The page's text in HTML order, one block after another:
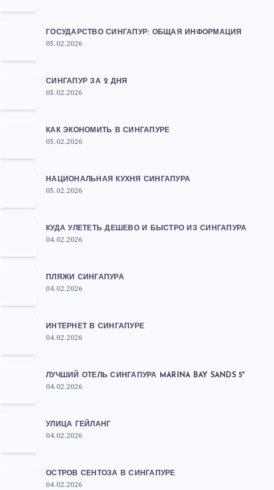
ГОСУДАРСТВО СИНГАПУР: ОБЩАЯ ИНФОРМАЦИЯ
05.02.2026
СИНГАПУР ЗА 2 ДНЯ
05.02.2026
КАК ЭКОНОМИТЬ В СИНГАПУРЕ
05.02.2026
НАЦИОНАЛЬНАЯ КУХНЯ СИНГАПУРА
05.02.2026
КУДА УЛЕТЕТЬ ДЕШЕВО И БЫСТРО ИЗ СИНГАПУРА
04.02.2026
ПЛЯЖИ СИНГАПУРА
04.02.2026
ИНТЕРНЕТ В СИНГАПУРЕ
04.02.2026
ЛУЧШИЙ ОТЕЛЬ СИНГАПУРА MARINA BAY SANDS 5*
04.02.2026
УЛИЦА ГЕЙЛАНГ
04.02.2026
ОСТРОВ СЕНТОЗА В СИНГАПУРЕ
04.02.2026